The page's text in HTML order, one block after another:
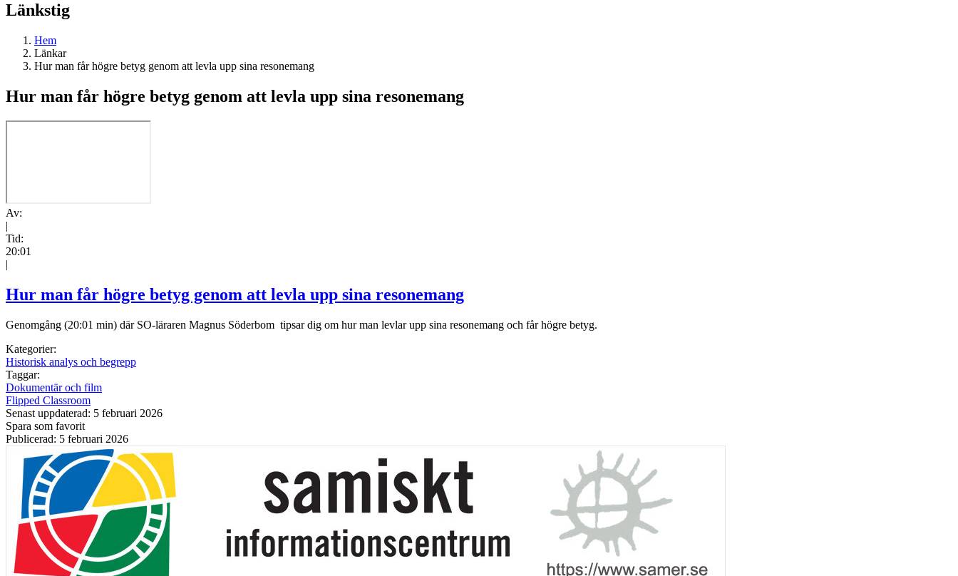
Länkstig
Hem
Länkar
Hur man får högre betyg genom att levla upp sina resonemang
Hur man får högre betyg genom att levla upp sina resonemang
Av:
|
Tid:
20:01
|
Hur man får högre betyg genom att levla upp sina resonemang
Genomgång (20:01 min) där SO-läraren Magnus Söderbom tipsar dig om hur man levlar upp sina resonemang och får högre betyg.
Kategorier:
Historisk analys och begrepp
Taggar:
Dokumentär och film
Flipped Classroom
Senast uppdaterad: 5 februari 2026
Spara som favorit
Publicerad: 5 februari 2026